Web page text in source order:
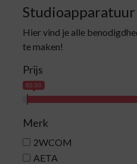
Studioapparatuur
Hier vind je alle
te maken!
Prijs
€0.00
Merk
2WCOM
AETA